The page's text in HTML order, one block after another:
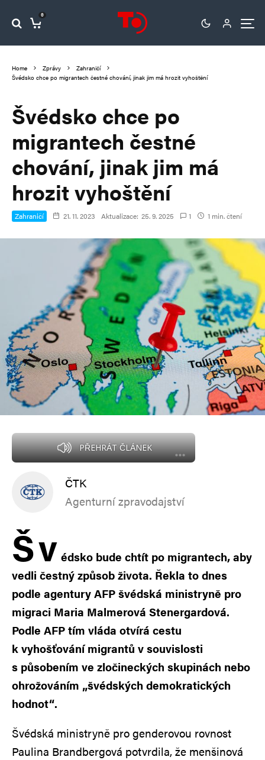
0
Home Zprávy
Zahraničí
Švédsko chce po migrantech čestné chování, jinak jim má hrozit vyhoštění
Švédsko chce po
migrantech čestné
chování, jinak jim má
hrozit vyhoštění
Zahraničí 21. 11. 2023 Aktualizace: 25. 9. 2025 1 1 min. čtení
PŘEHRÁT ČLÁNEK
ČTK
Agenturní zpravodajství
Šv édsko bude chtít po migrantech, aby
vedli čestný způsob života. Řekla to dnes
podle agentury AFP švédská ministryně pro
migraci Maria Malmerová Stenergardová.
Podle AFP tím vláda otvírá cestu
k vyhošťování migrantů v souvislosti
s působením ve zločineckých skupinách nebo
ohrožováním „švédských demokratických
hodnot“.
Švédská ministryně pro genderovou rovnost
Paulina Brandbergová potvrdila, že menšinová